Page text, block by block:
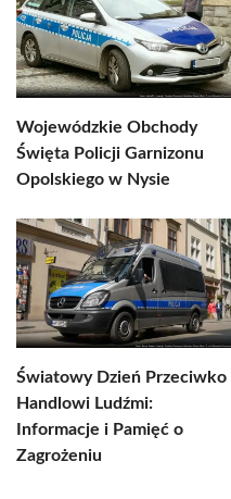
Wojewódzkie Obchody
Święta Policji Garnizonu
Opolskiego w Nysie
Światowy Dzień Przeciwko
Handlowi Ludźmi:
Informacje i Pamięć o
Zagrożeniu